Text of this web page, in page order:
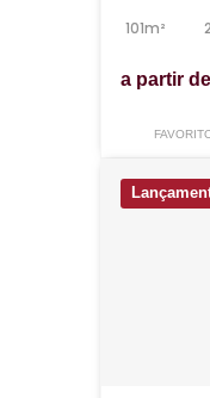
101m²
a partir de